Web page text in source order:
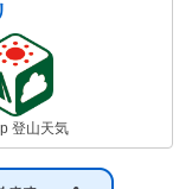
登山天気